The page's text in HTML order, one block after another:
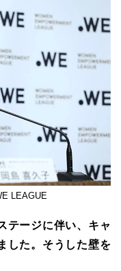
LEAGUE
ージに伴い、キャ
した。そうした壁を